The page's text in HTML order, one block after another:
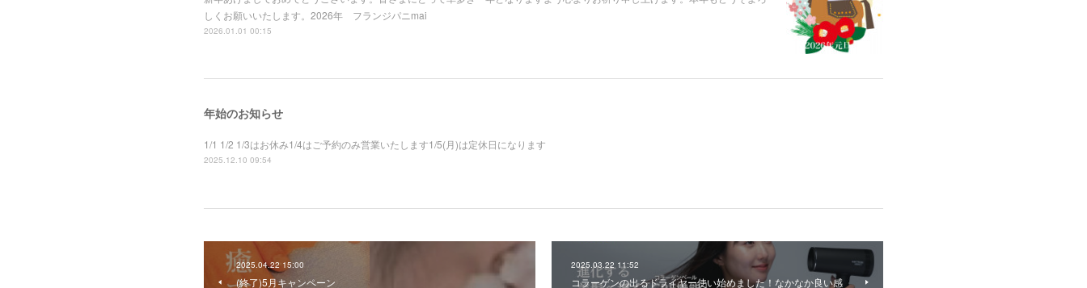
しくお願いいたします。2026年 フランジパニmai
2026.01.01 00:15
年始のお知らせ
1/1 1/2 1/3はお休み1/4はご予約のみ営業いたします1/5(月)は定休日になります
2025.12.10 09:54
2025.04.22 15:00
(終了)5月キャンペーン
2025.03.22 11:52
コラーゲンの出るドライヤー使い始めました！なかなか良い感